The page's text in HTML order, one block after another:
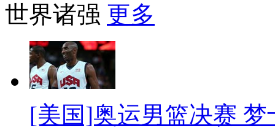
世界诸强 更多
[美国]奥运男篮决赛